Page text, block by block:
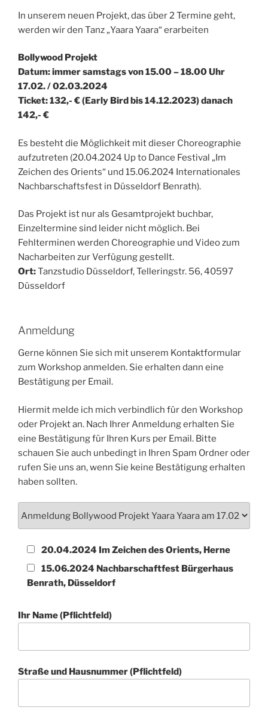
In unserem neuen Projekt, das über 2 Termine geht,
werden wir den Tanz „Yaara Yaara“ erarbeiten
Bollywood Projekt
Datum: immer samstags von 15.00 – 18.00 Uhr
17.02. / 02.03.2024
Ticket: 132,- € (Early Bird bis 14.12.2023) danach
142,- €
Es besteht die Möglichkeit mit dieser Choreographie
aufzutreten (20.04.2024 Up to Dance Festival „Im
Zeichen des Orients“ und 15.06.2024 Internationales
Nachbarschaftsfest in Düsseldorf Benrath).
Das Projekt ist nur als Gesamtprojekt buchbar,
Einzeltermine sind leider nicht möglich. Bei
Fehlterminen werden Choreographie und Video zum
Nacharbeiten zur Verfügung gestellt.
Ort:Tanzstudio Düsseldorf, Telleringstr. 56, 40597
Düsseldorf
Anmeldung
Gerne können Sie sich mit unserem Kontaktformular
zum Workshop anmelden. Sie erhalten dann eine
Bestätigung per Email.
Hiermit melde ich mich verbindlich für den Workshop
oder Projekt an. Nach Ihrer Anmeldung erhalten Sie
eine Bestätigung für Ihren Kurs per Email. Bitte
schauen Sie auch unbedingt in Ihren Spam Ordner oder
rufen Sie uns an, wenn Sie keine Bestätigung erhalten
haben sollten.
20.04.2024 Im Zeichen des Orients, Herne
15.06.2024 Nachbarschaftfest Bürgerhaus
Benrath, Düsseldorf
Ihr Name (Pflichtfeld)
Straße und Hausnummer (Pflichtfeld)